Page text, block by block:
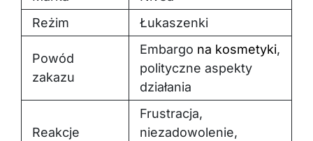
Reżim
Łukaszenki
Powód
zakazu
Embargo na kosmetyki,
polityczne aspekty
działania
Reakcje
Frustracja,
niezadowolenie,